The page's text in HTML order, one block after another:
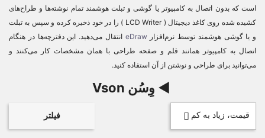
است که بدون اتصال به کامپیوتر یا گوشی و تبلت هوشمند تمام نوشته‌ها و طراح‌های
کشیده شده روی کاغذ دیجیتال ( LCD Writer ) را در خود ذخیره کرده و سپس به تبلت
و یا گوشی هوشمند توسط نرم‌افزار eDraw انتقال می‌دهید. این دفترچه‌ها در هنگام
اتصال به کامپیوتر همانند قلم و صفحه طراحی با همان مشخصات کار می‌کنند و
می‌توانید برای طراحی و نوشتن از آن استفاده کنید.
◄ وِسُن Vson
قیمت، زیاد به کم  فیلتر